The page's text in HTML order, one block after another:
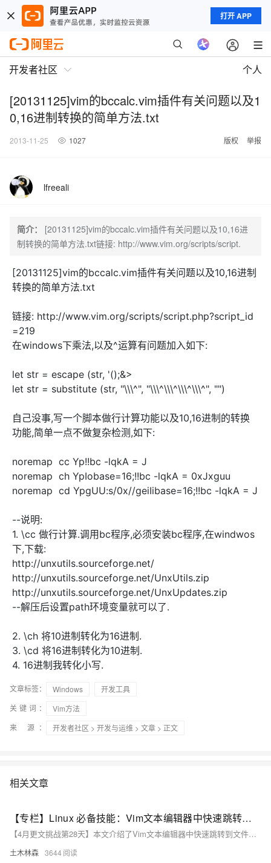
打开 APP
开发者社区 个人
[20131125]vim的bccalc.vim插件有关问题以及1
0,16进制转换的简单方法.txt
2013-11-25 1027 版权 举报
lfreeali
简介：
[20131125]vim的bccalc.vim插件有关问题以及10,16进
制转换的简单方法.txt链接: http://www.vim.org/scripts/script.
[20131125]vim的bccalc.vim插件有关问题以及10,16进制
转换的简单方法.txt
链接: http://www.vim.org/scripts/script.php?script_id
=219
在windows下乘法,以及^运算有问题加入如下:
let str = escape (str, '();&>
let str = substitute (str, "\\\^", "\\\^\\\^\\\^\\\^", "")
自己没事,写一个脚本做行计算功能以及10,16进制的转换
功能,简单一点不做复杂检测,如下:
noremap cc Yp!!bc -lqkA = J
noremap ch YpIobase=16;!!bc -lqkA = 0xJxguu
noremap cd YpgUU:s/0x//geiIibase=16;!!bc -lqkA = J
--说明:
1. \cc 做行计算.调用bc程序,必须安装bc程序,在windwos
下,下载:
http://unxutils.sourceforge.net/
http://unxutils.sourceforge.net/UnxUtils.zip
http://unxutils.sourceforge.net/UnxUpdates.zip
--解压后设置path环境变量就可以了.
2. \ch 将10进制转化为16进制.
3. \cd 将16进制转化为10进制.
4. 16进制我转化小写.
文章标签： Windows
开发工具
关键词：
Vim方法
来 源：
开发者社区 > 开发与运维 > 文章 > 正文
相关文章
【专栏】Linux 必备技能：Vim文本编辑器中快速跳转到文件开头和结尾的方法
【4月更文挑战第28天】本文介绍了Vim文本编辑器中快速跳转到文件开头和结尾的方法。使用`gg`或`1G`可跳转到文件开头，`G`或`$`则用于跳转到结尾。此外，还提到了跳转到指定行（如`10G`）和查找特定字符（如`f`+字符）的技巧，以提升编辑效率。
土木林森 3644